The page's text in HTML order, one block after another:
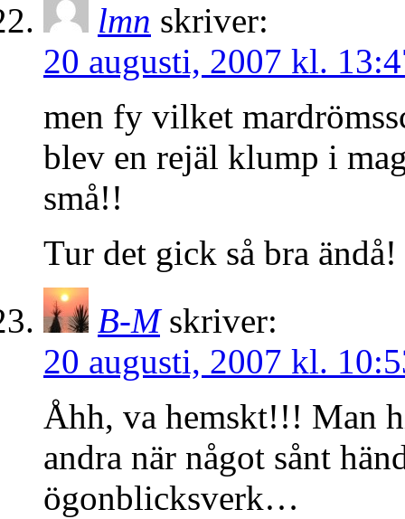
lmn skriver:
20 augusti, 2007 kl.
men fy vilket
blev en rejäl klump i
små!!
Tur det gick så bra ändå!
B-M skriver:
20 augusti, 2007 kl.
Åhh, va hemskt!!! Man
andra när något sånt
ögonblicksverk…